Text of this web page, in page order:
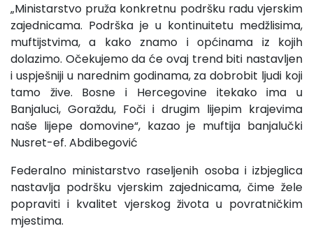
„Ministarstvo pruža konkretnu podršku radu vjerskim
zajednicama. Podrška je u kontinuitetu medžlisima,
muftijstvima, a kako znamo i općinama iz kojih
dolazimo. Očekujemo da će ovaj trend biti nastavljen
i uspješniji u narednim godinama, za dobrobit ljudi koji
tamo žive. Bosne i Hercegovine itekako ima u
Banjaluci, Goraždu, Foči i drugim lijepim krajevima
naše lijepe domovine“, kazao je muftija banjalučki
Nusret-ef. Abdibegović
Federalno ministarstvo raseljenih osoba i izbjeglica
nastavlja podršku vjerskim zajednicama, čime žele
popraviti i kvalitet vjerskog života u povratničkim
mjestima.